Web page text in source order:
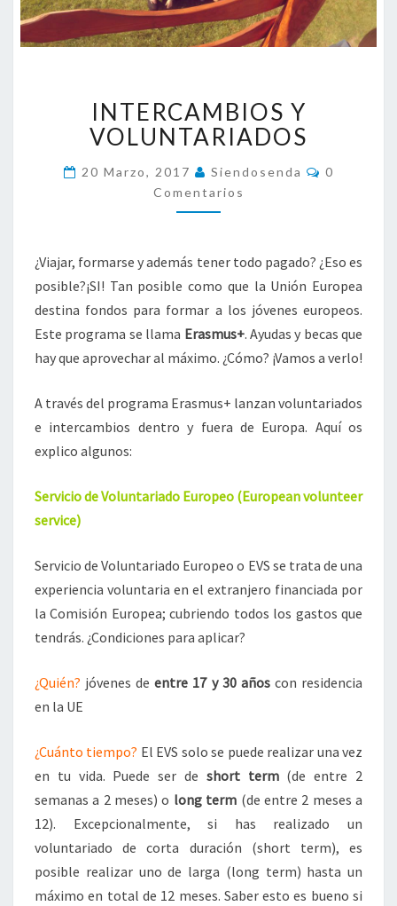
N
T
E
R
C
A
I
O
S
O
U
N
I
O
INTERCAMBIOS Y
VOLUNTARIADOS
20 Marzo, 2017 Siendosenda
C
O
R
I
O
0
Comentarios
¿Viajar, formarse y además tener todo pagado? ¿Eso es
posible?¡SI! Tan posible como que la Unión Europea
destina fondos para formar a los jóvenes europeos.
Este programa se llama Erasmus+. Ayudas y becas que
hay que aprovechar al máximo. ¿Cómo? ¡Vamos a verlo!
A través del programa Erasmus+ lanzan voluntariados
e intercambios dentro y fuera de Europa. Aquí os
explico algunos:
Servicio de Voluntariado Europeo (European volunteer
service)
Servicio de Voluntariado Europeo o EVS se trata de una
experiencia voluntaria en el extranjero financiada por
la Comisión Europea; cubriendo todos los gastos que
tendrás. ¿Condiciones para aplicar?
¿Quién? jóvenes deentre 17 y 30 añoscon residencia
en la UE
¿Cuánto tiempo? El EVS solo se puede realizar una vez
en tu vida. Puede ser de short term(de entre 2
semanas a 2 meses) o long term (de entre 2 meses a
12). Excepcionalmente, si has realizado un
voluntariado de corta duración (short term), es
posible realizar uno de larga (long term) hasta un
máximo en total de 12 meses. Saber esto es bueno si